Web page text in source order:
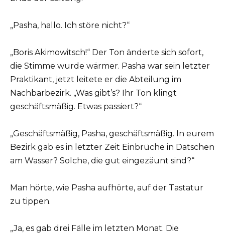
„Pasha, hallo. Ich störe nicht?“
„Boris Akimowitsch!“ Der Ton änderte sich sofort,
die Stimme wurde wärmer. Pasha war sein letzter
Praktikant, jetzt leitete er die Abteilung im
Nachbarbezirk. „Was gibt’s? Ihr Ton klingt
geschäftsmäßig. Etwas passiert?“
„Geschäftsmäßig, Pasha, geschäftsmäßig. In eurem
Bezirk gab es in letzter Zeit Einbrüche in Datschen
am Wasser? Solche, die gut eingezäunt sind?“
Man hörte, wie Pasha aufhörte, auf der Tastatur
zu tippen.
„Ja, es gab drei Fälle im letzten Monat. Die